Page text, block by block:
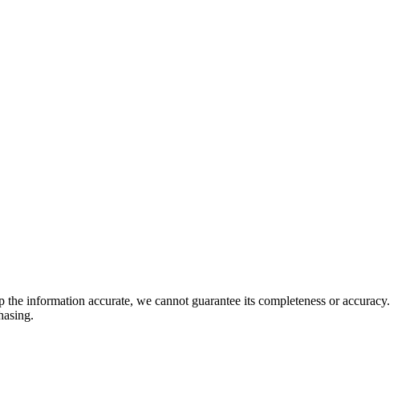
information accurate, we cannot guarantee its completeness or accuracy.